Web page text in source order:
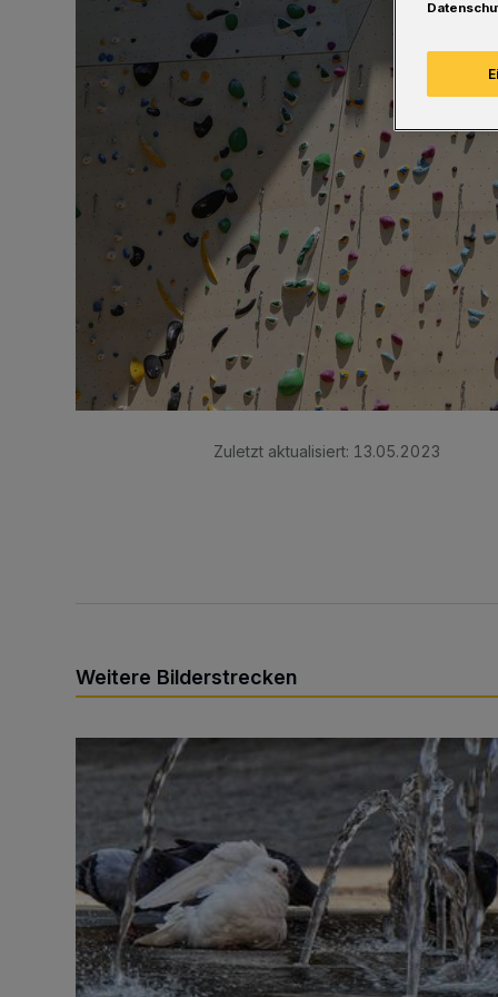
Zuletzt aktualisiert: 13.05.2023
Weitere Bilderstrecken
Sommer in der Elberfelder City